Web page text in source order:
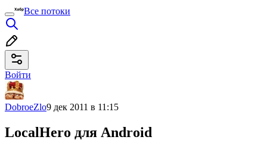
Все потоки
Войти
DobroeZlo9 дек 2011 в 11:15
LocalHero для Android